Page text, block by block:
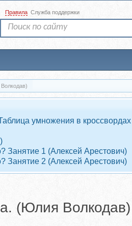
Правила Служба поддержки
умножения в
Занятие 1 (Алексей Арестович)
Занятие 2 (Алексей Арестович)
(Юлия Волкодав)